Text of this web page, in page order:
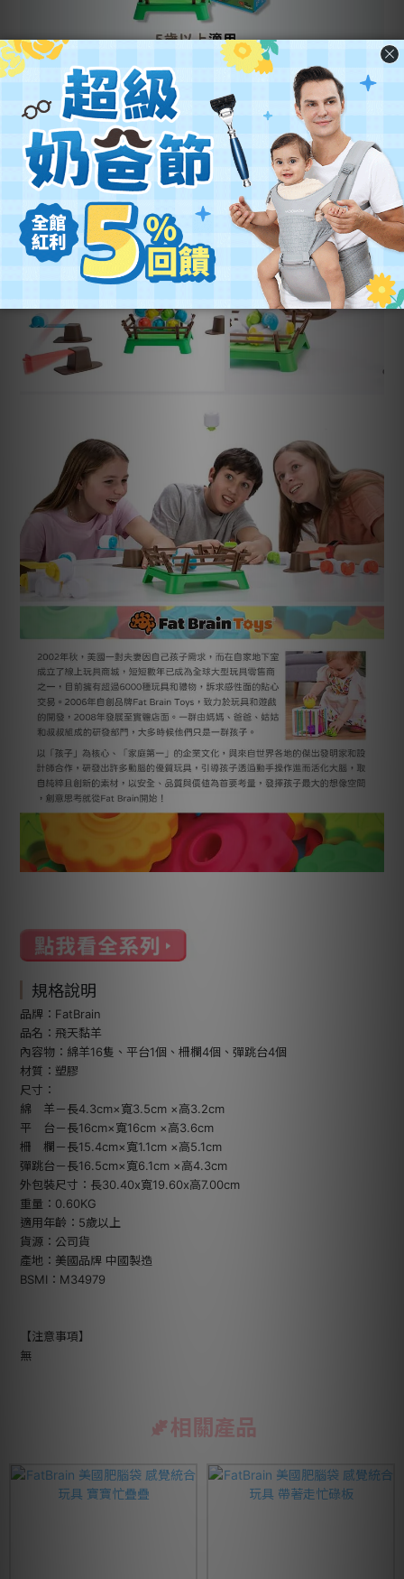
規格說明
品牌：FatBrain
品名：飛天黏羊
內容物：綿羊16隻、平台1個、柵欄4個、彈跳台4個
材質：塑膠
尺寸：
綿 羊－長4.3cm×寬3.5cm ×高3.2cm
平 台－長16cm×寬16cm ×高3.6cm
柵 欄－長15.4cm×寬1.1cm ×高5.1cm
彈跳台－長16.5cm×寬6.1cm ×高4.3cm
外包裝尺寸：長30.40x寬19.60x高7.00cm
重量：0.60KG
適用年齡：5歲以上
貨源：公司貨
產地：美國品牌 中國製造
BSMI：M34979
【注意事項】
無
相關產品